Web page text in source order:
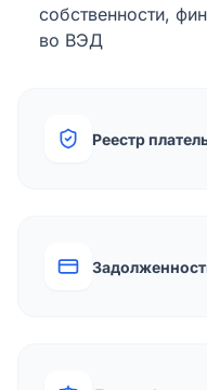
собственности,
во ВЭД
Реестр